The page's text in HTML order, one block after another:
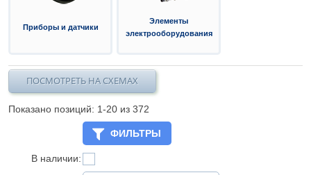
Приборы и датчики
Элементы
электрооборудования
ПОСМОТРЕТЬ НА СХЕМАХ
Показано позиций: 1-20 из 372
ФИЛЬТРЫ
В наличии: